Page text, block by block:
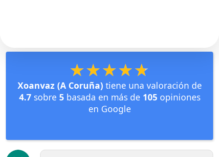
★★★★★
★★★★★
Xoanvaz (A Coruña)tiene una valoración de
4.7sobre 5basada en más de 105opiniones
en Google